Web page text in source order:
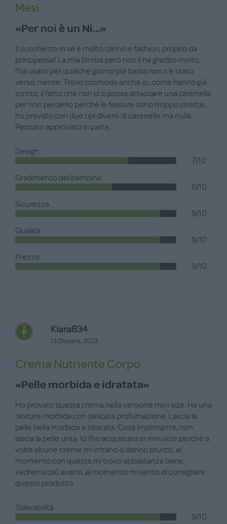
Mesi
«Per noi è un Ni...»
Il succhietto in sé è molto carino e fashion, proprio da
principessa! La mia bimba però non li ha gradito molto,
l'ha usato per qualche giorno poi basta non c'è stato
verso, niente. Trovo scomodo anche io, come hanno già
scritto, il fatto che non ci si possa attaccare una catenella
per non perderlo perché le fessure sono troppo strette,
ho provato con due tipi diversi di catenelle ma nulla.
Peccato approvato in parte.
Design
7/10
Gradimento del bambino
6/10
Sicurezza
9/10
Qualità
9/10
Prezzo
9/10
Kiara834
13 Ottobre, 2023
Crema Nutriente Corpo
«Pelle morbida e idratata»
Ho provato questa crema nella versione mini size. Ha una
texture morbida con delicata profumazione. Lascia la
pelle bella morbida e idratata. Cosa importante, non
lascia la pelle unta. Io l'ho acquistata in mini size perché a
volte alcune creme mi irritano o danno prurito, al
momento con questa mi trovo abbastanza bene,
vedremo più avanti, al momento mi sento di consigliare
questo prodotto
Tollerabilità
9/10